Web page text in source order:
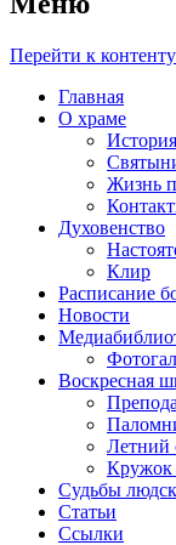
Перейти к контенту
Главная
О храме
Жизнь
Духовенство
Клир
Расписание
Новости
Воскресная
Летний
Судьбы
Статьи
Ссылки